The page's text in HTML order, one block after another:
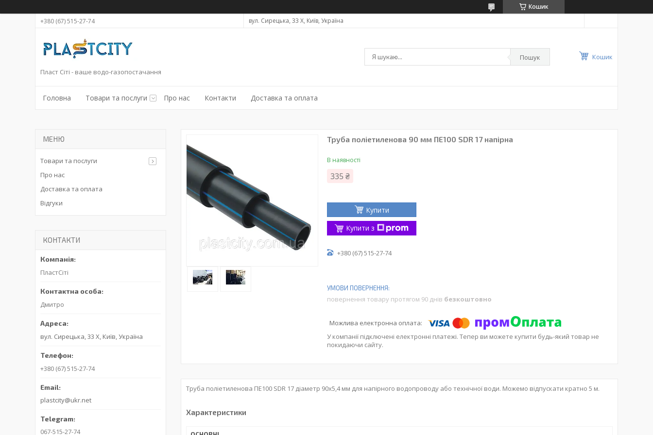
Кошик
+380 (67) 515-27-74
вул. Сирецька, 33 Х, Київ, Україна
Пласт Сіті - ваше водо-газопостачання
Пошук Кошик
Головна Товари та послуги Про нас Контакти Доставка та оплата
Труба поліетиленова 90 мм ПЕ100 SDR 17 напірна
В наявності
335 ₴
Купити
Купити з
+380 (67) 515-27-74
повернення товару протягом 90 днів безкоштовно
У компанії підключені електронні платежі. Тепер ви можете купити будь-який товар не
покидаючи сайту.
Труба поліетиленова ПЕ100 SDR 17 діаметр 90x5,4 мм для напірного водопроводу або технічної води. Можемо відпускати кратно 5 м.
Характеристики
Товари та послуги
Про нас
Доставка та оплата
Відгуки
КОНТАКТИ
ПластСіті
Дмитро
вул. Сирецька, 33 Х, Київ, Україна
+380 (67) 515-27-74
plastcity@ukr.net
067-515-27-74